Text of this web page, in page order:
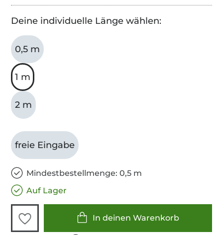
Deine individuelle Länge wählen:
0,5 m
1 m
2 m
freie Eingabe
Mindestbestellmenge: 0,5 m
Auf Lager
In deinen Warenkorb